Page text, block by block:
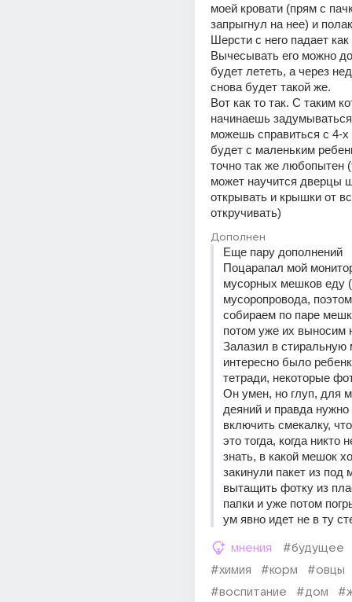
моей кровати (прям с
запрыгнул на нее) и
Шерсти с него падает
Вычесывать его можно
будет лететь, а через
снова будет такой же.
Вот как то так. С таким
начинаешь
можешь справиться с 4-х
будет с маленьким
точно так же любопытен
может научится дверцы
открывать и крышки от
откручивать)
Дополнен
Еще пару дополнений
Поцарапал мой
мусорных мешков еду
мусоропровода,
собираем по паре
потом уже их выносим
Залазил в стиральную
интересно было
тетради, некоторые
Он умен, но глуп, для
деяний и правда
включить смекалку,
это тогда, когда никто
знать, в какой мешок
закинули пакет из под
вытащить фотку из
папки и уже потом
ум явно идет не в ту
мнения
#будущее
#химия
#корм
#овцы
#воспитание
#дом